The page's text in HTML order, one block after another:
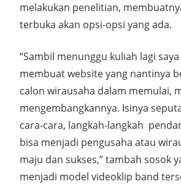
melakukan penelitian,
terbuka akan opsi-opsi yang ada.
“Sambil menunggu kuliah lagi
membuat website yang nantinya
calon wirausaha dalam memulai,
mengembangkannya. Isinya
cara-cara, langkah-langkah
bisa menjadi pengusaha atau
maju dan sukses,” tambah sosok
menjadi model videoklip band